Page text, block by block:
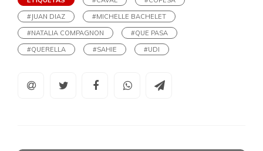
#JUAN DIAZ
#MICHELLE BACHELET
#NATALIA COMPAGNON
#QUE PASA
#QUERELLA
#SAHIE #UDI